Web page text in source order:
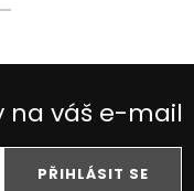
na váš e-mail
PŘIHLÁSIT SE